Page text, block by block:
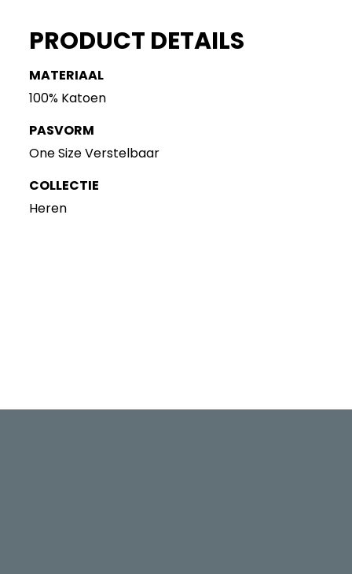
PRODUCT DETAILS
MATERIAAL
100% Katoen
PASVORM
One Size Verstelbaar
COLLECTIE
Heren